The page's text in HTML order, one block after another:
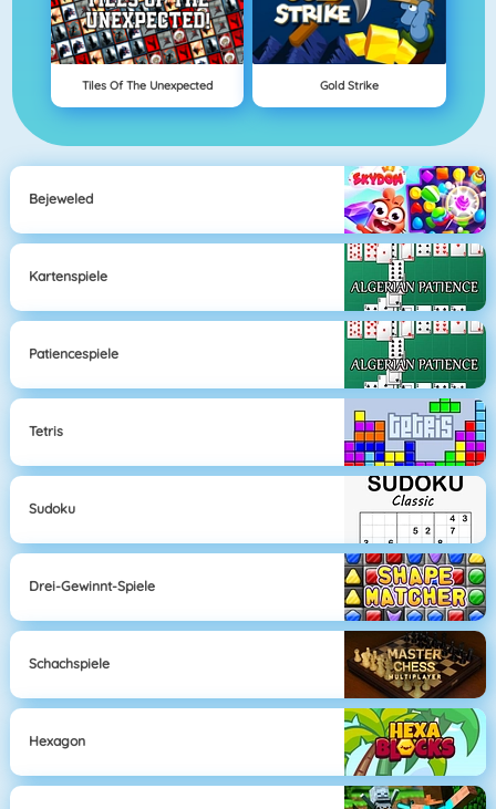
Tiles Of The Unexpected Gold Strike
Bejeweled
Kartenspiele
Patiencespiele
Tetris
Sudoku
Drei-Gewinnt-Spiele
Schachspiele
Hexagon